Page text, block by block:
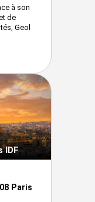
à son
de
Geol
IDF
Paris